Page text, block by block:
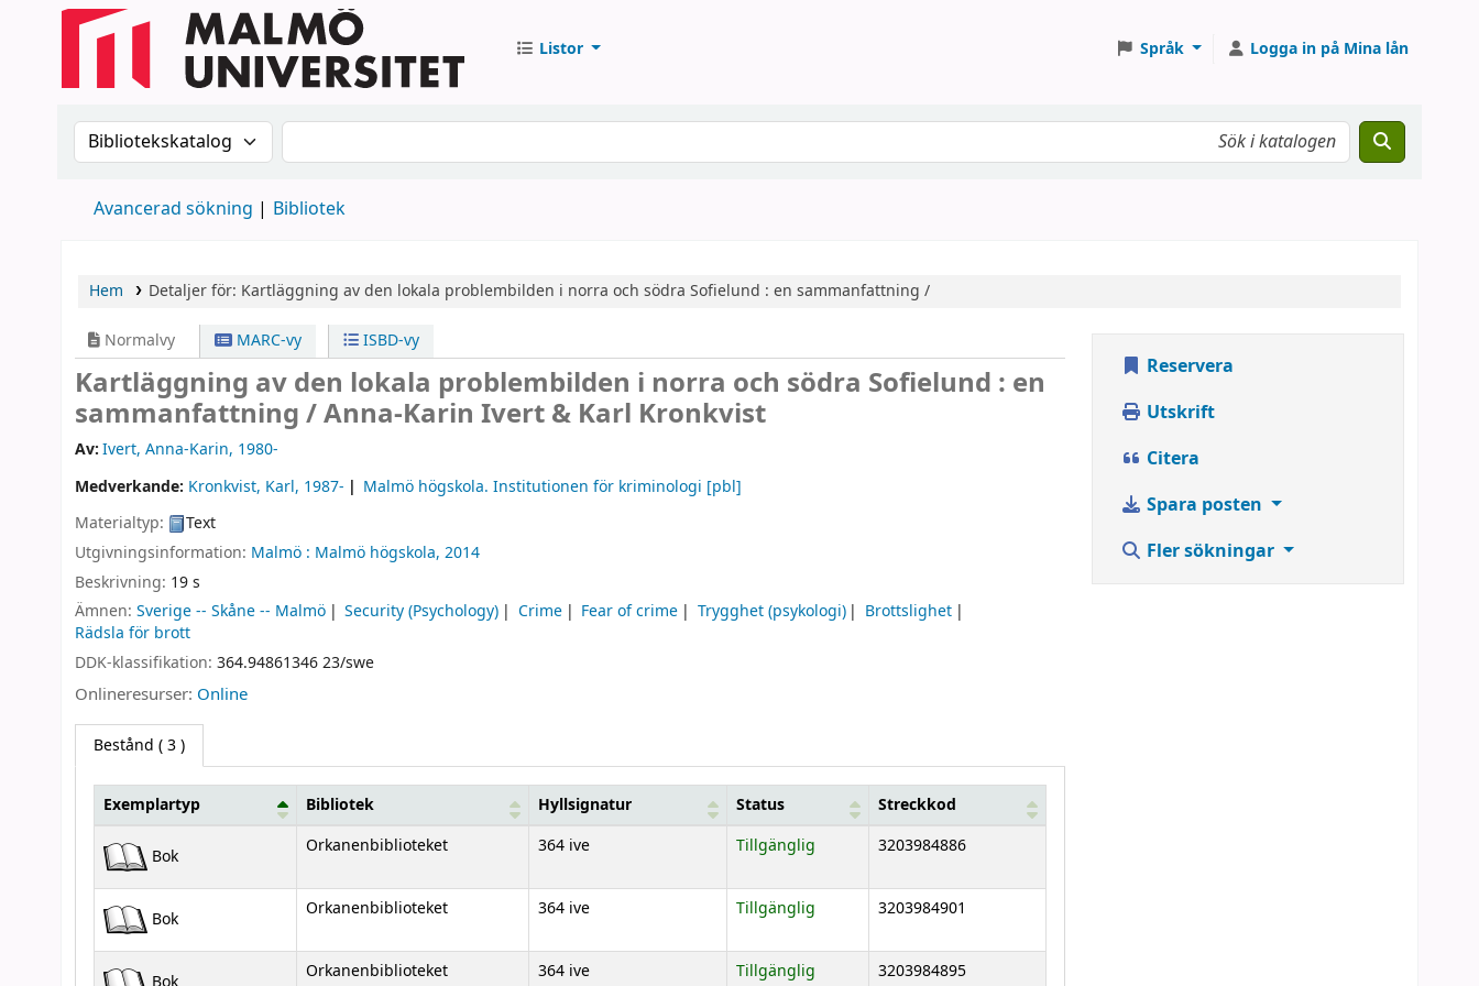
Listor Språk Logga in på Mina lån
Sök i katalogen efter:Sök i katalogen
Avancerad sökning Bibliotek
Hem Detaljer för: Kartläggning av den lokala problembilden i norra och södra Sofielund : en sammanfattning /
Normalvy MARC-vy ISBD-vy
Kartläggning av den lokala problembilden i norra och södra Sofielund : en
sammanfattning /Anna-Karin Ivert & Karl Kronkvist
Av:Ivert, Anna-Karin, 1980-
Medverkande: Kronkvist, Karl, 1987- Malmö högskola. Institutionen för kriminologi [pbl]
Materialtyp:
Text
Utgivningsinformation: Malmö : Malmö högskola, 2014
Beskrivning: 19 s
Ämnen: Sverige -- Skåne -- Malmö Security (Psychology) Crime Fear of crime Trygghet (psykologi)
Brottslighet
Rädsla för brott
DDK-klassifikation: 364.94861346 23/swe
Onlineresurser: Online
Bestånd ( 3 )
Exemplartyp Bibliotek Hyllsignatur Status Streckkod
Bok Orkanenbiblioteket 364 ive Tillgänglig 3203984886
Bok Orkanenbiblioteket 364 ive Tillgänglig 3203984901
Orkanenbiblioteket 364 ive Tillgänglig 3203984895
Reservera
Utskrift
Citera
Spara posten
Fler sökningar